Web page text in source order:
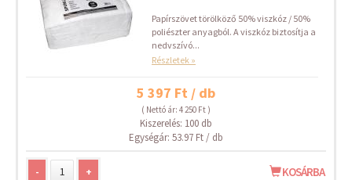
Papírszövet törölköző 50% viszkóz / 50%
poliészter anyagból. A viszkóz biztosítja a
nedvszívó...
Részletek »
5 397 Ft / db
( Nettó ár: 4 250 Ft )
Kiszerelés: 100 db
Egységár: 53.97 Ft / db
- + KOSÁRBA